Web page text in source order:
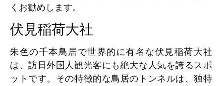
くお勧めします。
伏見稲荷大社
朱色の千本鳥居で世界的に有名な伏見稲荷大社
は、訪日外国人観光客にも絶大な人気を誇るスポ
ットです。その特徴的な鳥居のトンネルは、独特